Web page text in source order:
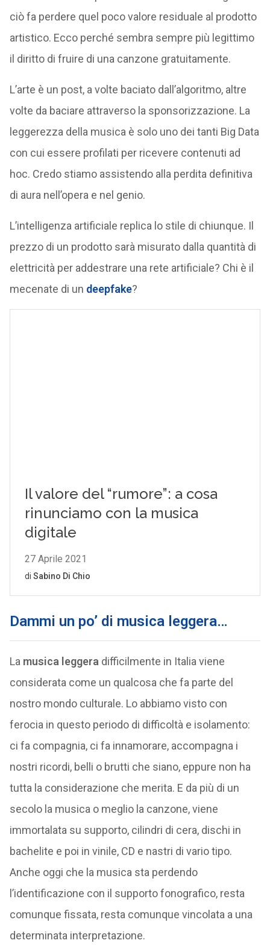
ciò fa perdere quel poco valore residuale al prodotto
artistico. Ecco perché sembra sempre più legittimo
il diritto di fruire di una canzone gratuitamente.
L’arte è un post, a volte baciato dall’algoritmo, altre
volte da baciare attraverso la sponsorizzazione. La
leggerezza della musica è solo uno dei tanti Big Data
con cui essere profilati per ricevere contenuti ad
hoc. Credo stiamo assistendo alla perdita definitiva
di aura nell’opera e nel genio.
L’intelligenza artificiale replica lo stile di chiunque. Il
prezzo di un prodotto sarà misurato dalla quantità di
elettricità per addestrare una rete artificiale? Chi è il
mecenate di un deepfake?
Dammi un po’ di musica leggera…
La musica leggera difficilmente in Italia viene
considerata come un qualcosa che fa parte del
nostro mondo culturale. Lo abbiamo visto con
ferocia in questo periodo di difficoltà e isolamento:
ci fa compagnia, ci fa innamorare, accompagna i
nostri ricordi, belli o brutti che siano, eppure non ha
tutta la considerazione che merita. E da più di un
secolo la musica o meglio la canzone, viene
immortalata su supporto, cilindri di cera, dischi in
bachelite e poi in vinile, CD e nastri di vario tipo.
Anche oggi che la musica sta perdendo
l’identificazione con il supporto fonografico, resta
comunque fissata, resta comunque vincolata a una
determinata interpretazione.